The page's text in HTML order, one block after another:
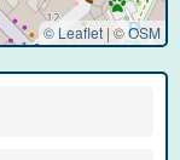
© Leaflet | ©OSM